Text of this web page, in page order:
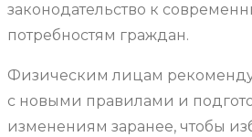
законодательство к
потребностям граждан.
Физическим лицам
с новыми правилами и
изменениям заранее, чтобы